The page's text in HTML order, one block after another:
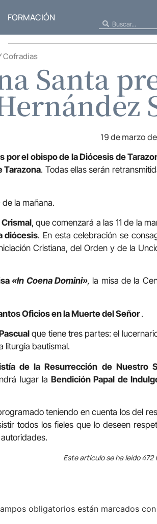
FORMACIÓN
Cofradías
Santa
19 de marzo
por el obispo de la Diócesis de
Tarazona. Todas ellas serán
la mañana.
, que comenzará a las 11 de la
diócesis. En esta celebración se
Cristiana, del Orden y de la
«In Coena Domini», la misa de la
Oficios en la Muerte del Señor.
que tiene tres partes: el
liturgia bautismal.
de la Resurrección de Nuestro
lugar laBendición Papal de
teniendo en cuenta los del
todos los fieles que lo deseen
Este artículo se ha leído 472
obligatorios están marcados con